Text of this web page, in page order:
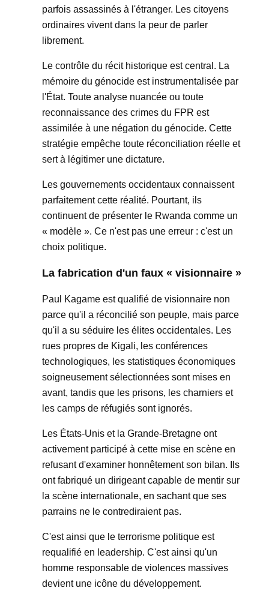
parfois assassinés à l'étranger. Les citoyens
ordinaires vivent dans la peur de parler
librement.
Le contrôle du récit historique est central. La
mémoire du génocide est instrumentalisée par
l'État. Toute analyse nuancée ou toute
reconnaissance des crimes du FPR est
assimilée à une négation du génocide. Cette
stratégie empêche toute réconciliation réelle et
sert à légitimer une dictature.
Les gouvernements occidentaux connaissent
parfaitement cette réalité. Pourtant, ils
continuent de présenter le Rwanda comme un
« modèle ». Ce n'est pas une erreur : c'est un
choix politique.
La fabrication d'un faux « visionnaire »
Paul Kagame est qualifié de visionnaire non
parce qu'il a réconcilié son peuple, mais parce
qu'il a su séduire les élites occidentales. Les
rues propres de Kigali, les conférences
technologiques, les statistiques économiques
soigneusement sélectionnées sont mises en
avant, tandis que les prisons, les charniers et
les camps de réfugiés sont ignorés.
Les États-Unis et la Grande-Bretagne ont
activement participé à cette mise en scène en
refusant d'examiner honnêtement son bilan. Ils
ont fabriqué un dirigeant capable de mentir sur
la scène internationale, en sachant que ses
parrains ne le contrediraient pas.
C'est ainsi que le terrorisme politique est
requalifié en leadership. C'est ainsi qu'un
homme responsable de violences massives
devient une icône du développement.